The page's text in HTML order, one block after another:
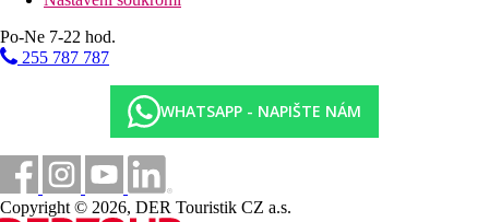
Po-Ne 7-22 hod.
255 787 787
WHATSAPP - NAPIŠTE NÁM
Copyright © 2026, DER Touristik CZ a.s.